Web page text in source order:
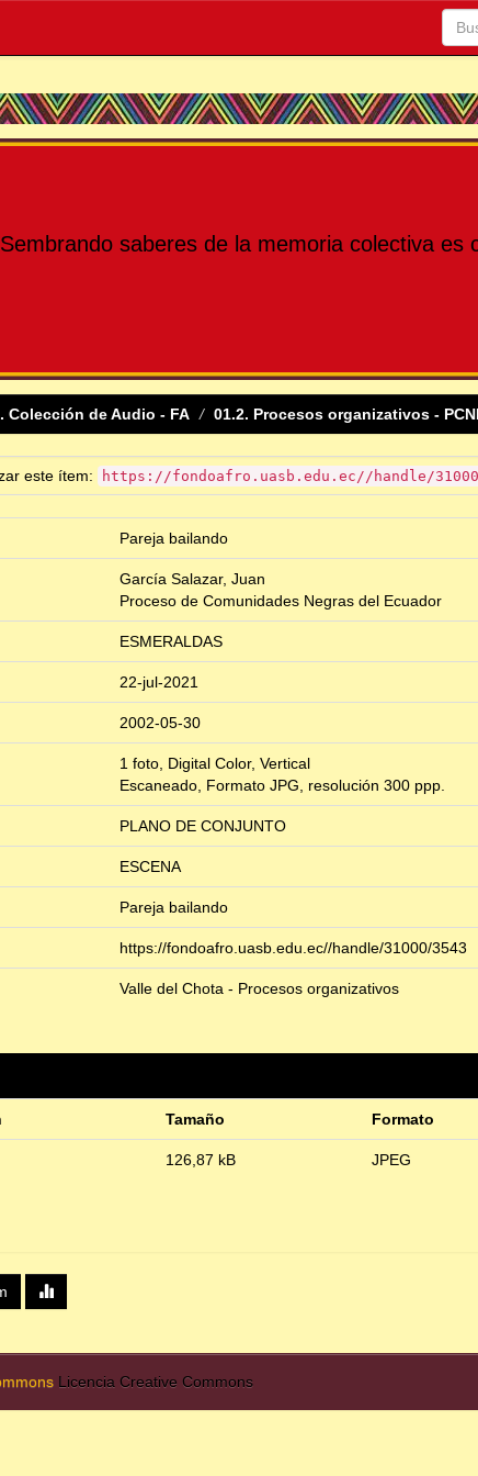
saberes de la memoria colectiva
Colección de Audio - FA 01.2. Procesos organizativos -
este ítem: https://fondoafro.uasb.edu.ec//handle/
Pareja bailando
García Salazar, Juan
Proceso de Comunidades Negras del Ecuador
ESMERALDAS
22-jul-2021
2002-05-30
1 foto, Digital Color, Vertical
Escaneado, Formato JPG, resolución 300 ppp.
PLANO DE CONJUNTO
ESCENA
Pareja bailando
https://fondoafro.uasb.edu.ec//handle/31000/3543
Valle del Chota - Procesos organizativos
Tamaño Formato
126,87 kB JPEG
Licencia Creative Commons